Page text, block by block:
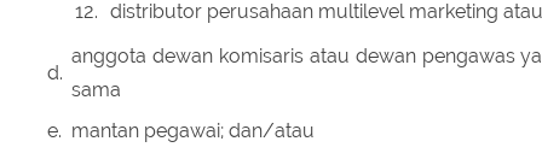
12. distributor perusahaan multilevel marketing
d.
anggota dewan komisaris atau dewan pengawas
sama
e. mantan pegawai; dan/atau